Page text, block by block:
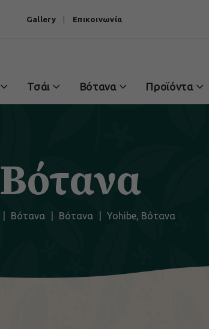
Gallery Επικοινωνία
Τσάι Βότανα Προϊόντα
Βότανα
Βότανα Βότανα Yohibe, Βότανα